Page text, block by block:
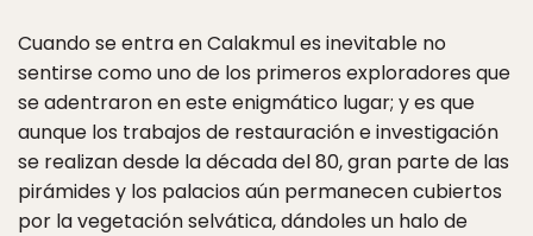
Cuando se entra en Calakmul es inevitable no
sentirse como uno de los primeros exploradores que
se adentraron en este enigmático lugar; y es que
aunque los trabajos de restauración e investigación
se realizan desde la década del 80, gran parte de las
pirámides y los palacios aún permanecen cubiertos
por la vegetación selvática, dándoles un halo de